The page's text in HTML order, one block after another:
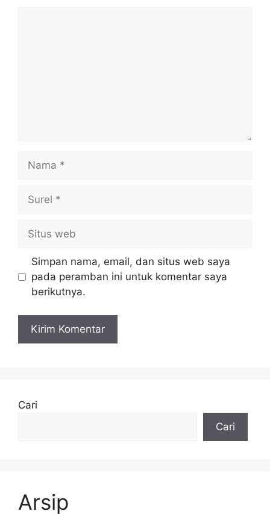
Nama
Surel
Situs
web
Simpan nama, email, dan situs web saya
pada peramban ini untuk komentar saya
berikutnya.
Cari
Cari
Arsip